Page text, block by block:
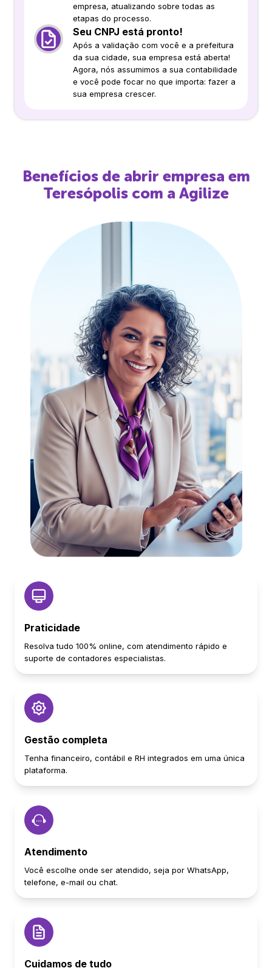
empresa, atualizando sobre todas as
etapas do processo.
Seu CNPJ está pronto!
Após a validação com você e a prefeitura
da sua cidade, sua empresa está aberta!
Agora, nós assumimos a sua contabilidade
e você pode focar no que importa: fazer a
sua empresa crescer.
Benefícios de abrir empresa em
Teresópolis com a Agilize
Praticidade
Resolva tudo 100% online, com atendimento rápido e
suporte de contadores especialistas.
Gestão completa
Tenha financeiro, contábil e RH integrados em uma única
plataforma.
Atendimento
Você escolhe onde ser atendido, seja por WhatsApp,
telefone, e-mail ou chat.
Cuidamos de tudo